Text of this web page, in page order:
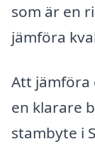
som är en
jämföra
Att jämföra
en klarare
stambyte i